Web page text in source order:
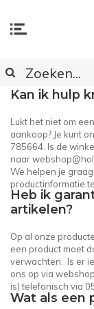
Kan ik hulp
Lukt het niet om
aankoop? Je kunt
785664. Is de
naar
We helpen je
productinformatie
Heb ik
artikelen?
Op al onze
een product moet
verwachten. Is er
ons op via
is) telefonisch via
Wat als een